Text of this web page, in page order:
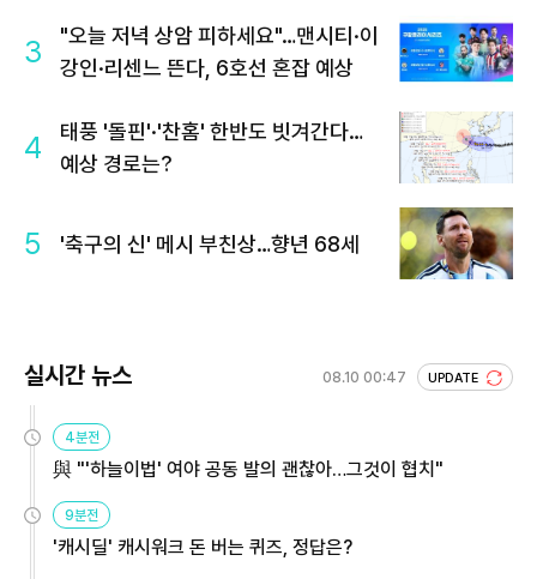
3
"오늘 저녁 상암 피하세요"…맨시티·이
강인·리센느 뜬다, 6호선 혼잡 예상
4
태풍 '돌핀'·'찬홈' 한반도 빗겨간다…
예상 경로는?
5 '축구의 신' 메시 부친상…향년 68세
실시간 뉴스 08.10 00:47 UPDATE
4분전
與 "'하늘이법' 여야 공동 발의 괜찮아…그것이 협치"
9분전
'캐시딜' 캐시워크 돈 버는 퀴즈, 정답은?